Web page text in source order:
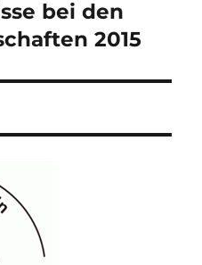
bei den
2015